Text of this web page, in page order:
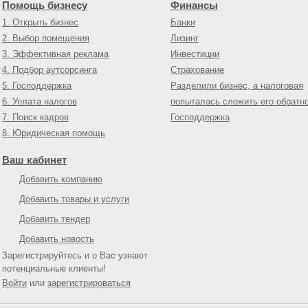
Помощь бизнесу
1. Открыть бизнес
2. Выбор помещения
3. Эффективная реклама
4. Подбор аутсорсинга
5. Господдержка
6. Уплата налогов
7. Поиск кадров
8. Юридическая помощь
Финансы
Банки
Лизинг
Инвестиции
Страхование
Разделили бизнес, а налоговая
попыталась сложить его
Господдержка
Ваш кабинет
Добавить компанию
Добавить товары и услуги
Добавить тендер
Добавить новость
Зарегистрируйтесь и о Вас узнают
потенциальные клиенты!
Войти или зарегистрироваться